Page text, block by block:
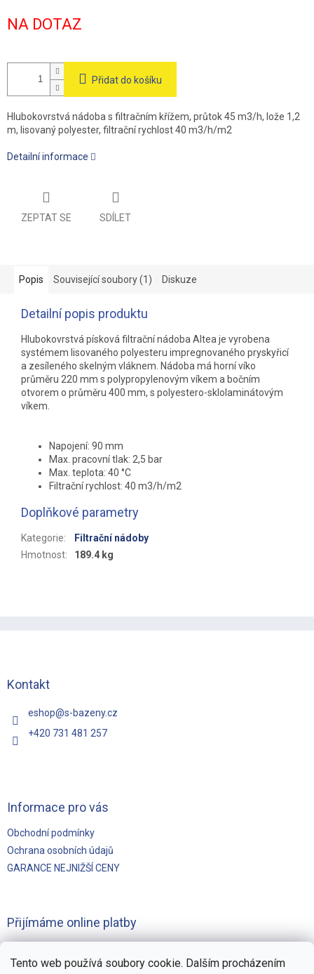
Tento web používá soubory cookie. Dalším procházením
cena:
NA DOTAZ
Přidat do košíku
Hlubokovrstvá nádoba s filtračním křížem, průtok 45 m3/h, lože 1,2
m, lisovaný polyester, filtrační rychlost 40 m3/h/m2
Detailní informace
ZEPTAT SE SDÍLET
Popis Související soubory (1) Diskuze
Detailní popis produktu
Hlubokovrstvá písková filtrační nádoba Altea je vyrobena
systémem lisovaného polyesteru impregnovaného pryskyřicí
a zesíleného skelným vláknem. Nádoba má horní víko
průměru 220 mm s polypropylenovým víkem a bočním
otvorem o průměru 400 mm, s polyestero-sklolaminátovým
víkem.
Napojení: 90 mm
Max. pracovní tlak: 2,5 bar
Max. teplota: 40 °C
Filtrační rychlost: 40 m3/h/m2
Doplňkové parametry
Kategorie:
Filtrační nádoby
Hmotnost: 189.4 kg
Kontakt
eshop@s-bazeny.cz
+420 731 481 257
Informace pro vás
Obchodní podmínky
Ochrana osobních údajů
GARANCE NEJNIŽŠÍ CENY
Přijímáme online platby